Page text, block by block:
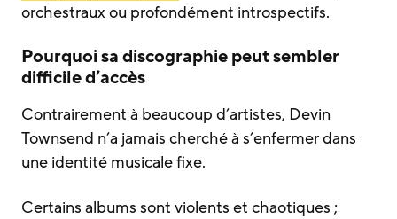
orchestraux ou profondément introspectifs.
Pourquoi sa discographie peut sembler
difficile d’accès
Contrairement à beaucoup d’artistes, Devin
Townsend n’a jamais cherché à s’enfermer dans
une identité musicale fixe.
Certains albums sont violents et chaotiques ;